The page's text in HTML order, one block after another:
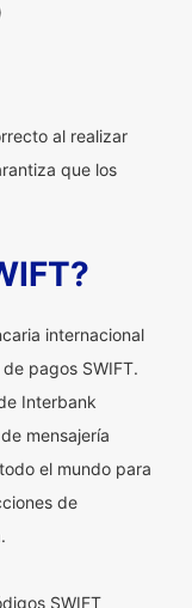
al realizar
que los
internacional
pagos SWIFT.
Interbank
mensajería
el mundo para
de
SWIFT